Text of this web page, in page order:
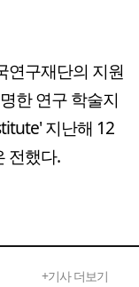
연구재단의 지원
한 연구 학술지
지난해 12
전했다.
+기사 더보기